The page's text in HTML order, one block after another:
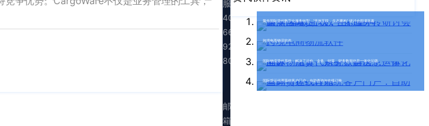
聚焦国际货代数字化服务转型，“开放互联，生态重构” 研讨会圆满落幕
跨境电商物流软件
国际物流货代系统：解决了运价、业务、结算、财务数据信息一体化问题
国际货运代理系统客户门户：自助查询与在线订舱
服：
400-
665-
9211（转
808）
邮
箱：